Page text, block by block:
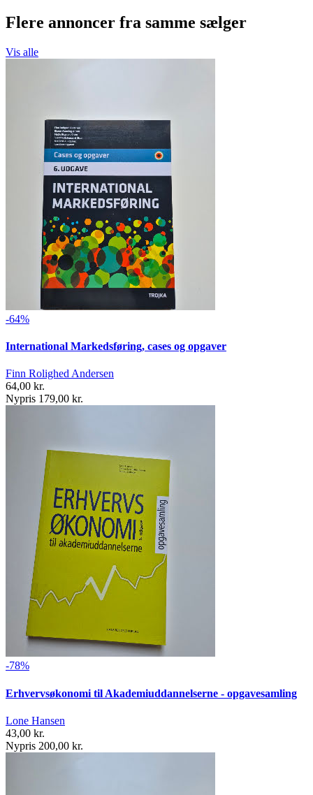
Flere annoncer fra samme sælger
Vis alle
-64%
International Markedsføring, cases og opgaver
Finn Rolighed Andersen
64,00 kr.
Nypris 179,00 kr.
-78%
Erhvervsøkonomi til Akademiuddannelserne - opgavesamling
Lone Hansen
43,00 kr.
Nypris 200,00 kr.